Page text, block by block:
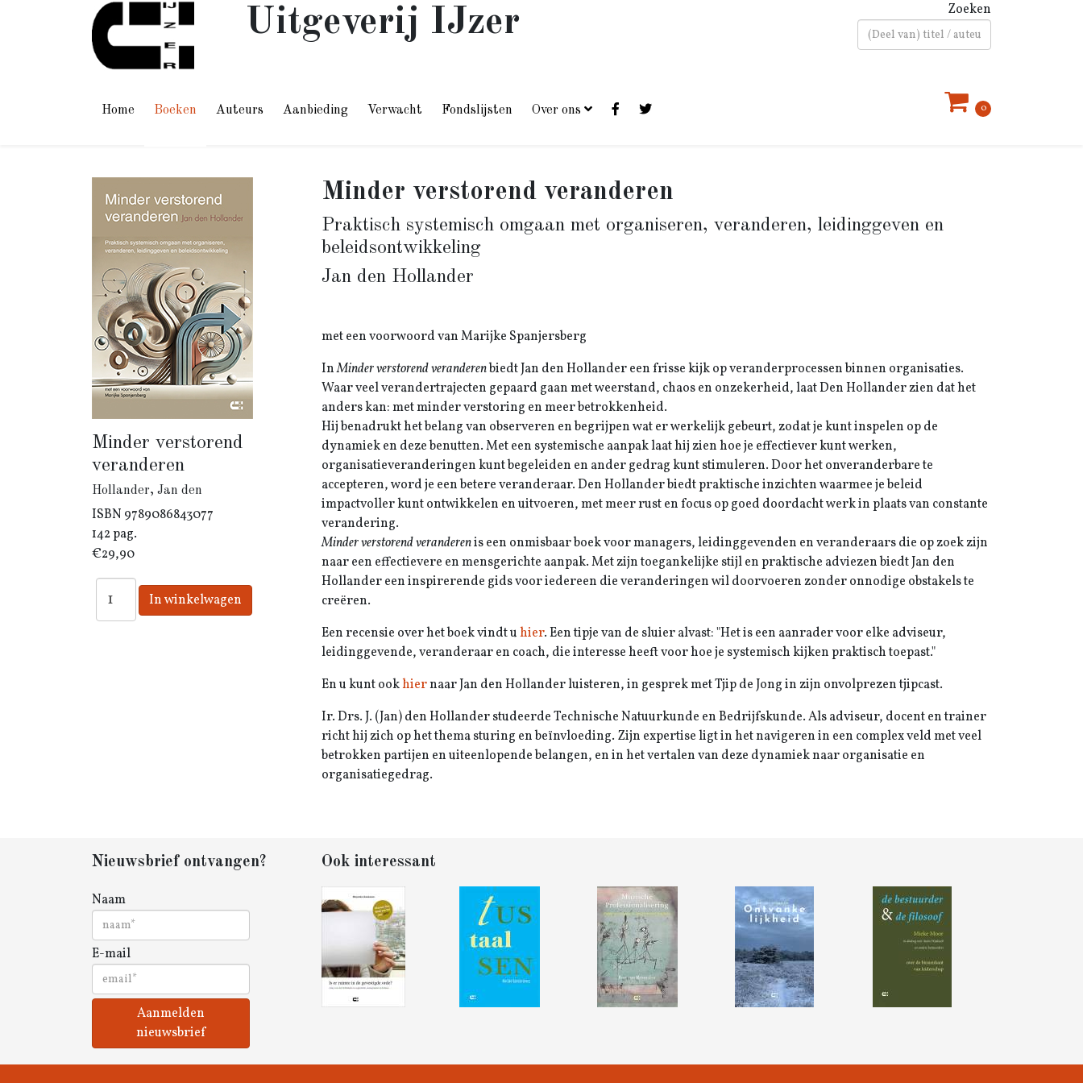
Uitgeverij IJzer Zoeken
Home Boeken Auteurs Aanbieding Verwacht Fondslijsten Over ons 0
Minder verstorend
veranderen
Hollander, Jan den
ISBN 9789086843077
142 pag.
€29,90
Minder verstorend veranderen
Praktisch systemisch omgaan met organiseren, veranderen, leidinggeven en
beleidsontwikkeling
Jan den Hollander
met een voorwoord van Marijke Spanjersberg
InMinder verstorend veranderenbiedt Jan den Hollander een frisse kijk op veranderprocessen binnen organisaties.
Waar veel verandertrajecten gepaard gaan met weerstand, chaos en onzekerheid, laat Den Hollander zien dat het
anders kan: met minder verstoring en meer betrokkenheid.
Hij benadrukt het belang van observeren en begrijpen wat er werkelijk gebeurt, zodat je kunt inspelen op de
dynamiek en deze benutten. Met een systemische aanpak laat hij zien hoe je effectiever kunt werken,
organisatieveranderingen kunt begeleiden en ander gedrag kunt stimuleren. Door het onveranderbare te
accepteren, word je een betere veranderaar. Den Hollander biedt praktische inzichten waarmee je beleid
impactvoller kunt ontwikkelen en uitvoeren, met meer rust en focus op goed doordacht werk in plaats van constante
verandering.
Minder verstorend veranderenis een onmisbaar boek voor managers, leidinggevenden en veranderaars die op zoek zijn
naar een effectievere en mensgerichte aanpak. Met zijn toegankelijke stijl en praktische adviezen biedt Jan den
Hollander een inspirerende gids voor iedereen die veranderingen wil doorvoeren zonder onnodige obstakels te
creëren.
Een recensie over het boek vindt uhier. Een tipje van de sluier alvast: "Het is een aanrader voor elke adviseur,
leidinggevende, veranderaar en coach, die interesse heeft voor hoe je systemisch kijken praktisch toepast."
En u kunt ookhiernaar Jan den Hollander luisteren, in gesprek met Tjip de Jong in zijn onvolprezen tjipcast.
Ir. Drs. J. (Jan) den Hollander studeerde Technische Natuurkunde en Bedrijfskunde. Als adviseur, docent en trainer
richt hij zich op het thema sturing en beïnvloeding. Zijn expertise ligt in het navigeren in een complex veld met veel
betrokken partijen en uiteenlopende belangen, en in het vertalen van deze dynamiek naar organisatie en
organisatiegedrag.
Nieuwsbrief ontvangen?
Naam
E-mail
Aanmelden
nieuwsbrief
Ook interessant